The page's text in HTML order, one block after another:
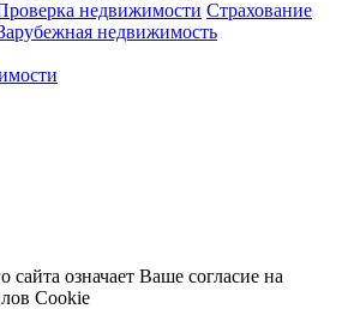
недвижимости Страхование
недвижимость
сайта означает Ваше согласие на
Cookie